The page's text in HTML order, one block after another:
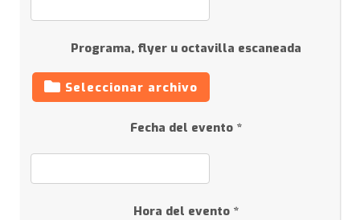
Programa, flyer u octavilla escaneada
Seleccionar archivo
Fecha del evento *
Hora del evento *